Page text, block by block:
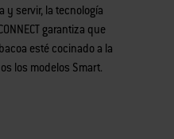
y servir, la tecnología
garantiza que
esté cocinado a la
los modelos Smart.